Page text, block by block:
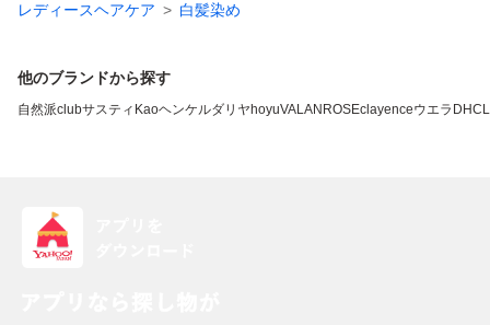
レディースヘアケア
白髪染め
他のブランドから探す
自然派clubサスティ Kaoヘンケルダリヤ hoyuVALANROSEclayenceウエラ DHC